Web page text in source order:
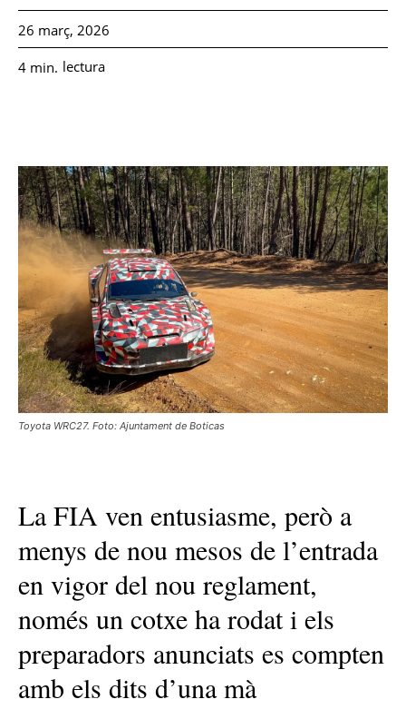
26 març, 2026
4 min. lectura
Toyota WRC27. Foto: Ajuntament de Boticas
La FIA ven entusiasme, però a
menys de nou mesos de l’entrada
en vigor del nou reglament,
només un cotxe ha rodat i els
preparadors anunciats es compten
amb els dits d’una mà